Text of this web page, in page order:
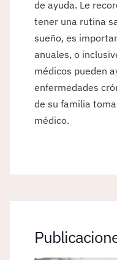
de ayuda. Le
tener una rutina
sueño, es
anuales, o
médicos pueden
enfermedades
de su familia
médico.